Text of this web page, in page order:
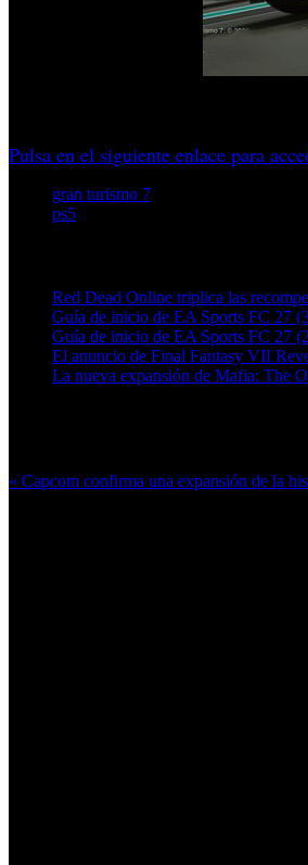
Pulsa en el siguiente enlace para
gran turismo 7
ps5
Red Dead Online triplica las
Guía de inicio de EA Sports FC 27
Guía de inicio de EA Sports FC 27
El anuncio de Final Fantasy VII
La nueva expansión de Mafia: The
« Capcom confirma una expansión de la